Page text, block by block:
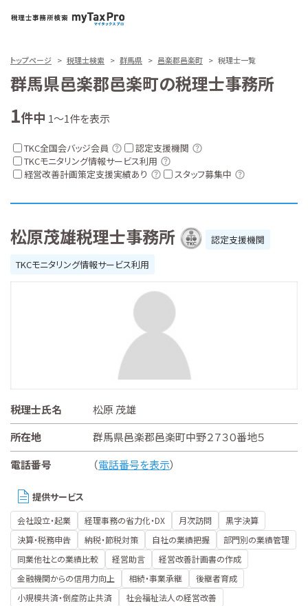
トップページ 税理士検索 群馬県 邑楽郡邑楽町 税理士一覧
群馬県邑楽郡邑楽町の税理士事務所
1件中 1～1件を表示
TKC全国会バッジ会員
認定支援機関
TKCモニタリング情報サービス利用
経営改善計画策定支援実績あり
スタッフ募集中
松原茂雄税理士事務所
認定支援機関
TKCモニタリング情報サービス利用
税理士氏名
松原 茂雄
所在地
群馬県邑楽郡邑楽町中野２７３０番地５
電話番号
（電話番号を表示）
提供サービス
会社設立・起業 経理事務の省力化・DX 月次訪問
黒字決算
決算・税務申告
納税・節税対策 自社の業績把握
部門別の業績管理
同業他社との業績比較
経営助言
経営改善計画書の作成
金融機関からの信用力向上
相続・事業承継
後継者育成
小規模共済・倒産防止共済
社会福祉法人の経営改善